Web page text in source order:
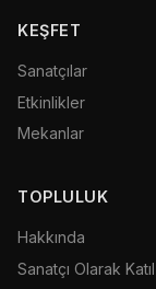
KEŞFET
Sanatçılar
Etkinlikler
Mekanlar
TOPLULUK
Hakkında
Sanatçı Olarak Katıl